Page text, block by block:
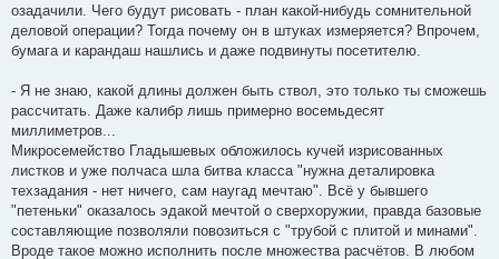
озадачили. Чего будут рисовать - план какой-нибудь сомнительной
деловой операции? Тогда почему он в штуках измеряется? Впрочем,
бумага и карандаш нашлись и даже подвинуты посетителю.
- Я не знаю, какой длины должен быть ствол, это только ты сможешь
рассчитать. Даже калибр лишь примерно восемьдесят
миллиметров...
Микросемейство Гладышевых обложилось кучей изрисованных
листков и уже полчаса шла битва класса "нужна деталировка
техзадания - нет ничего, сам наугад мечтаю". Всё у бывшего
"петеньки" оказалось эдакой мечтой о сверхоружии, правда базовые
составляющие позволяли повозиться с "трубой с плитой и минами".
Вроде такое можно исполнить после множества расчётов. В любом